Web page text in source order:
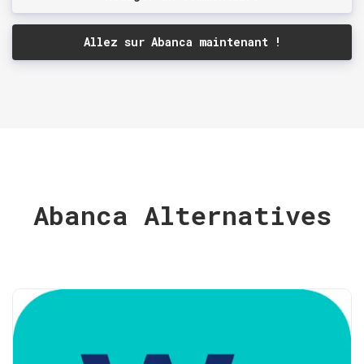
Allez sur Abanca maintenant !
Abanca Alternatives